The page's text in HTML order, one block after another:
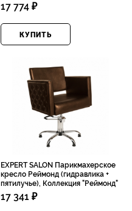
17 774 ₽
КУПИТЬ
EXPERT SALON Парикмахерское
кресло Реймонд (гидравлика +
пятилучье), Коллекция "Реймонд"
17 341 ₽